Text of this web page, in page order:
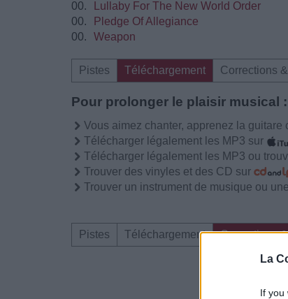
La
If you
00.
Lullaby For The New World Order
00.
Pledge Of Allegiance
00.
Weapon
Pistes Téléchargement Corrections
Pour prolonger le plaisir musical :
Vous aimez chanter, apprenez la guitare
Télécharger légalement les MP3 sur
Télécharger légalement les MP3 ou
Trouver des vinyles et des CD sur
Trouver un instrument de musique ou
Pistes Téléchargement Corrections